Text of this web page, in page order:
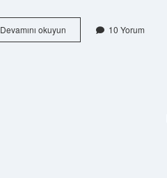
Devamını okuyun
Karakterli
10 Yorum